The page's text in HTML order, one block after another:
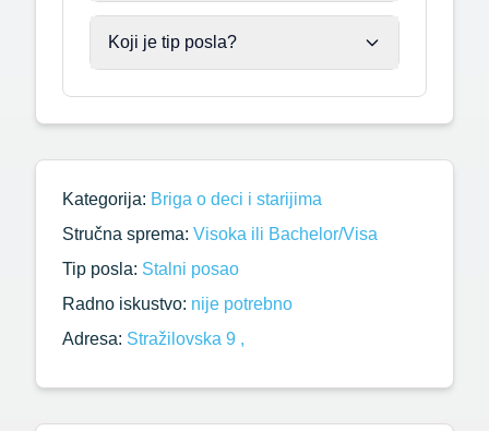
Koji je tip posla?
Kategorija: Briga o deci i starijima
Stručna sprema: Visoka ili Bachelor/Visa
Tip posla: Stalni posao
Radno iskustvo: nije potrebno
Adresa: Stražilovska 9 ,